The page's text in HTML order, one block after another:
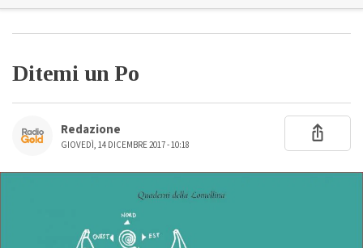
Ditemi un Po
Redazione
GIOVEDÌ, 14 DICEMBRE 2017 - 10:18